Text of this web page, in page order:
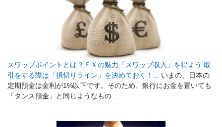
スワップポイントとは？ＦＸの魅力「スワップ収入」を得よう 取
引をする際は「損切りライン」を決めておく！... いまの、日本の
定期預金は金利が1%以下です。そのため、銀行にお金を置いても
「タンス預金」と同じようなもの...